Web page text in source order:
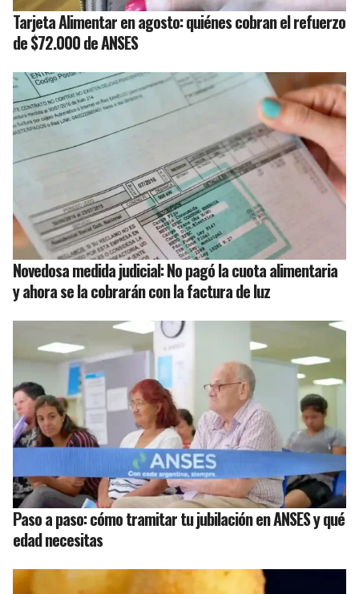
Tarjeta Alimentar en agosto: quiénes cobran el refuerzo
de $72.000 de ANSES
Novedosa medida judicial: No pagó la cuota alimentaria
y ahora se la cobrarán con la factura de luz
Paso a paso: cómo tramitar tu jubilación en ANSES y qué
edad necesitas